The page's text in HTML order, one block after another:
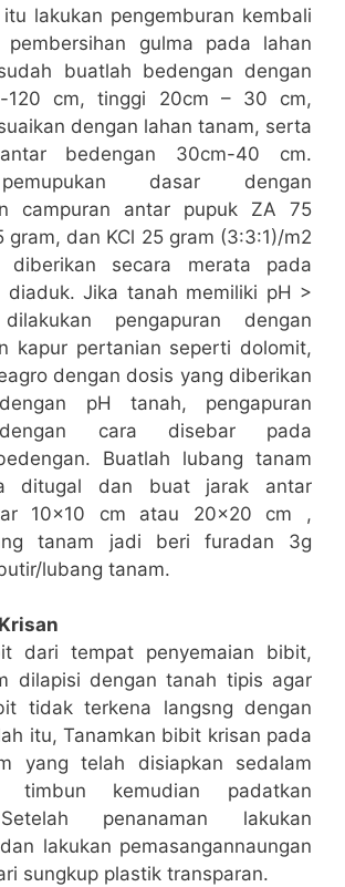
lakukan pengemburan kembali
pembersihan gulma pada lahan
buatlah bedengan dengan
120 cm, tinggi 20cm – 30 cm,
dengan lahan tanam, serta
bedengan 30cm-40 cm.
dasar dengan
campuran antar pupuk ZA 75
gram, dan KCl 25 gram (3:3:1)/m2
diberikan secara merata pada
diaduk. Jika tanah memiliki pH >
pengapuran dengan
kapur pertanian seperti dolomit,
dengan dosis yang diberikan
pH tanah, pengapuran
cara disebar pada
Buatlah lubang tanam
ditugal dan buat jarak antar
10×10 cm atau 20×20 cm ,
tanam jadi beri furadan 3g
lubang tanam.
dari tempat penyemaian bibit,
dilapisi dengan tanah tipis agar
tidak terkena langsng dengan
itu, Tanamkan bibit krisan pada
yang telah disiapkan sedalam
timbun kemudian padatkan
penanaman lakukan
lakukan pemasangannaungan
sungkup plastik transparan.